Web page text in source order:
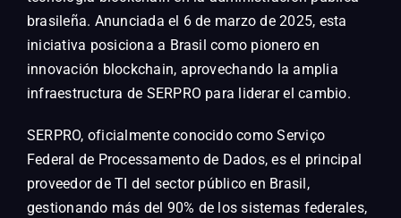
brasileña. Anunciada el 6 de marzo de 2025, esta
iniciativa posiciona a Brasil como pionero en
innovación blockchain, aprovechando la amplia
infraestructura de SERPRO para liderar el cambio.
SERPRO, oficialmente conocido como Serviço
Federal de Processamento de Dados, es el principal
proveedor de TI del sector público en Brasil,
gestionando más del 90% de los sistemas federales,